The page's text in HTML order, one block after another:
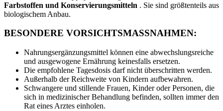
Farbstoffen und Konservierungsmitteln . Sie sind größtenteils aus
biologischem Anbau.
BESONDERE VORSICHTSMASSNAHMEN:
Nahrungsergänzungsmittel können eine abwechslungsreiche
und ausgewogene Ernährung keinesfalls ersetzen.
Die empfohlene Tagesdosis darf nicht überschritten werden.
Außerhalb der Reichweite von Kindern aufbewahren.
Schwangere und stillende Frauen, Kinder oder Personen, die
sich in medizinischer Behandlung befinden, sollten immer den
Rat eines Arztes einholen.